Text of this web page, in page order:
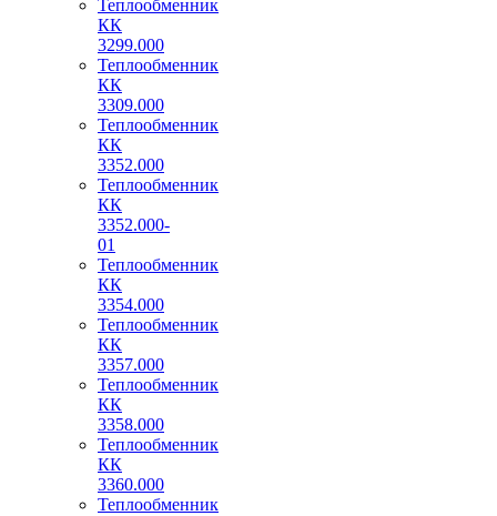
Теплообменник
КК
3299.000
Теплообменник
КК
3309.000
Теплообменник
КК
3352.000
Теплообменник
КК
3352.000-
01
Теплообменник
КК
3354.000
Теплообменник
КК
3357.000
Теплообменник
КК
3358.000
Теплообменник
КК
3360.000
Теплообменник